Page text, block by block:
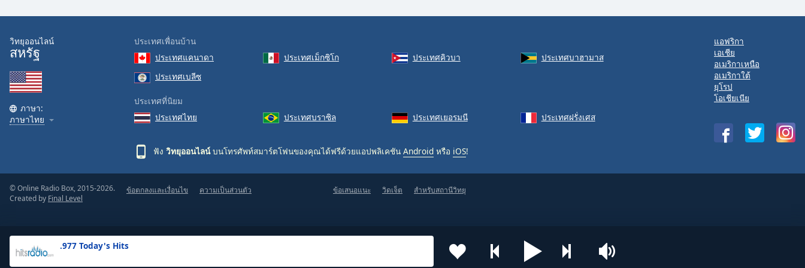
Text
Opacity
Background
.977 Today's Hits
วิทยุออนไลน์
สหรัฐ
ภาษา:
ภาษาไทย
ประเทศเพื่อนบ้าน
ประเทศแคนาดา
ประเทศเม็กซิโก ประเทศคิวบา
ประเทศบาฮามาส
ประเทศเบลีซ
ประเทศที่นิยม
ประเทศไทย
ประเทศบราซิล ประเทศเยอรมนี ประเทศฝรั่งเศส
ฟัง วิทยุออนไลน์บนโทรศัพท์สมาร์ตโฟนของคุณได้ฟรีด้วยแอปพลิเคชัน Android หรือ iOS!
แอฟริกา
เอเชีย
อเมริกาเหนือ
อเมริกาใต้
ยุโรป
โอเชียเนีย
© Online Radio Box, 2015-2026.
Created by Final Level
ข้อตกลงและเงื่อนไข ความเป็นส่วนตัว ข้อเสนอแนะ วิดเจ็ต สำหรับสถานีวิทยุ